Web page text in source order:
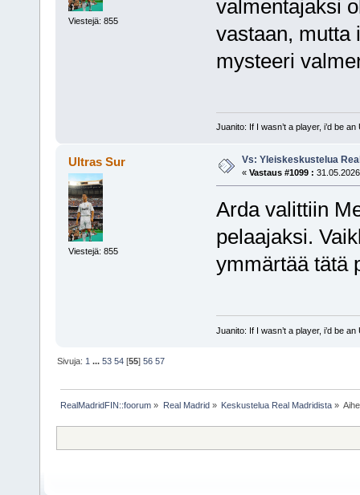
Viestejä: 855
valmentajaksi
vastaan, mutta
mysteeri
Juanito: If I wasn’t a player, i’d be an
Ultras Sur
Viestejä: 855
Vs: Yleiskeskustelua
« Vastaus #1099 :
Arda valittiin
pelaajaksi.
ymmärtää tätä
Juanito: If I wasn’t a player, i’d be an
Sivuja:1 ...53 54 [55]56 57
RealMadridFIN::foorum » Real Madrid » Keskustelua Real Madridista»